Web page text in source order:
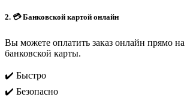
2. 💳 Банковской картой онлайн
Вы можете оплатить заказ онлайн прямо
банковской карты.
✔️ Быстро
✔️ Безопасно